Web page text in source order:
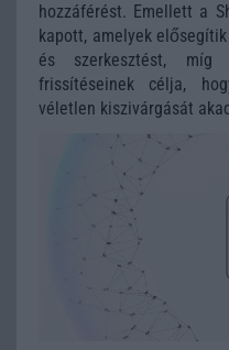
hozzáférést. Emellett a
kapott, amelyek
és szerkesztést,
frissítéseinek célja,
véletlen kiszivárgását